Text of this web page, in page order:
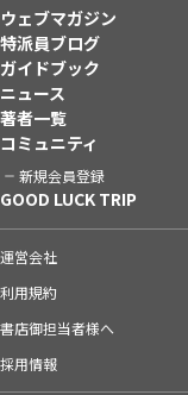
ウェブマガジン
特派員ブログ
ガイドブック
ニュース
著者一覧
コミュニティ
新規会員登録
GOOD LUCK TRIP
運営会社
利用規約
書店御担当者様へ
採用情報